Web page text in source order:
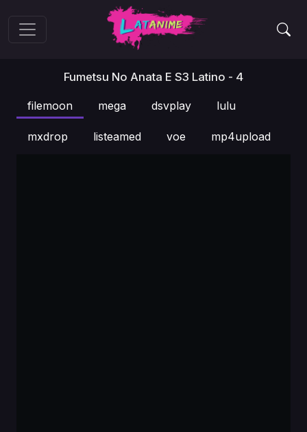
Fumetsu No Anata E S3 Latino - 4
filemoon mega dsvplay lulu
mxdrop listeamed voe mp4upload